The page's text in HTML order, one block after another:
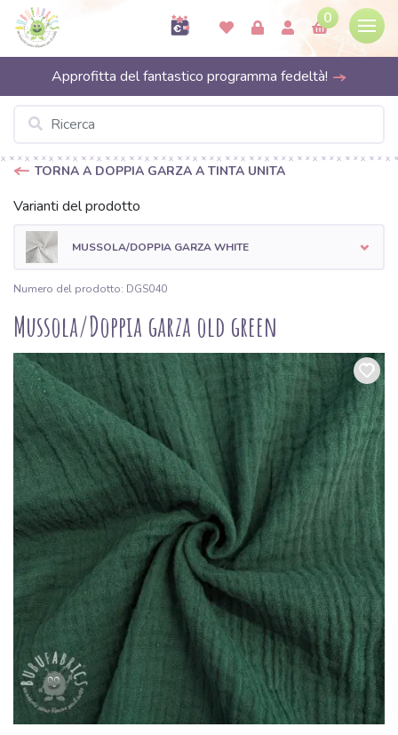
0
Approfitta del fantastico programma fedeltà!
TORNA A DOPPIA GARZA A TINTA UNITA
Varianti del prodotto
MUSSOLA/DOPPIA GARZA WHITE
Numero del prodotto: DGS040
Mussola/Doppia garza old green